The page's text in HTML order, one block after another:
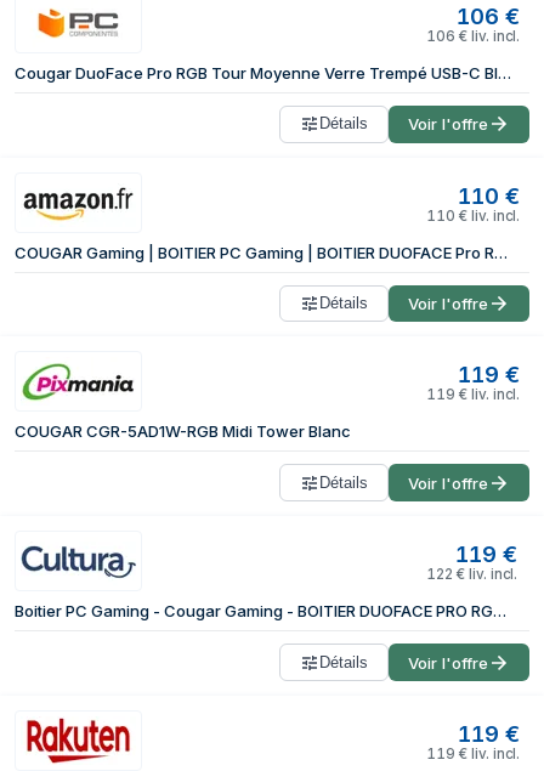
106 €
106 € liv. incl.
Cougar DuoFace Pro RGB Tour Moyenne Verre Trempé USB-C Blanc
Détails Voir l'offre
110 €
110 € liv. incl.
COUGAR Gaming | BOITIER PC Gaming | BOITIER DUOFACE Pro RGB White + 2 Panneaux Blanc - Comprend 4 Ventilateurs ARGB de 120 mm - Filtre Anti-poussière - Ventilation et entrée d'air Frais - RGB
Détails Voir l'offre
119 €
119 € liv. incl.
COUGAR CGR-5AD1W-RGB Midi Tower Blanc
Détails Voir l'offre
119 €
122 € liv. incl.
Boitier PC Gaming - Cougar Gaming - BOITIER DUOFACE PRO RGB WHITE + 2 PANNEAUX BLANC
Détails Voir l'offre
119 €
119 € liv. incl.